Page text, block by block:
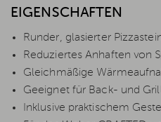
EIGENSCHAFTEN
Runder, glasierter
Reduziertes Anhaften von
Gleichmäßige
Geeignet für Back- und
Inklusive praktischem